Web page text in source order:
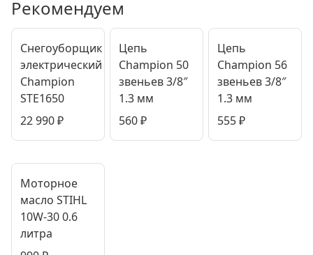
Рекомендуем
Снегоуборщик
электрический
Champion
STE1650
22 990₽
Цепь
Champion 50
звеньев 3/8″
1.3 мм
560₽
Цепь
Champion 56
звеньев 3/8″
1.3 мм
555₽
Моторное
масло STIHL
10W-30 0.6
литра